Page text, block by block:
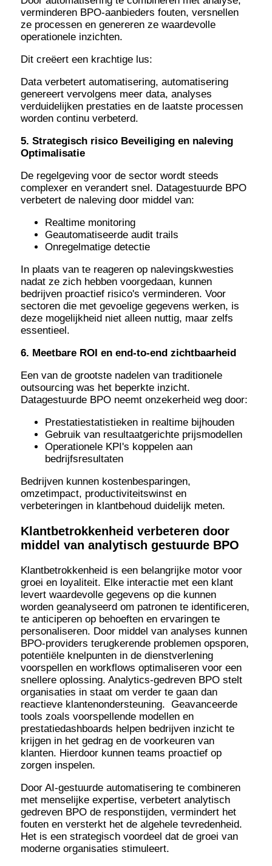
verminderen BPO-aanbieders fouten, versnellen
ze processen en genereren ze waardevolle
operationele inzichten.
Dit creëert een krachtige lus:
Data verbetert automatisering, automatisering
genereert vervolgens meer data, analyses
verduidelijken prestaties en de laatste processen
worden continu verbeterd.
5. Strategisch risico Beveiliging en naleving
Optimalisatie
De regelgeving voor de sector wordt steeds
complexer en verandert snel. Datagestuurde BPO
verbetert de naleving door middel van:
Realtime monitoring
Geautomatiseerde audit trails
Onregelmatige detectie
In plaats van te reageren op nalevingskwesties
nadat ze zich hebben voorgedaan, kunnen
bedrijven proactief risico's verminderen. Voor
sectoren die met gevoelige gegevens werken, is
deze mogelijkheid niet alleen nuttig, maar zelfs
essentieel.
6. Meetbare ROI en end-to-end zichtbaarheid
Een van de grootste nadelen van traditionele
outsourcing was het beperkte inzicht.
Datagestuurde BPO neemt onzekerheid weg door:
Prestatiestatistieken in realtime bijhouden
Gebruik van resultaatgerichte prijsmodellen
Operationele KPI's koppelen aan
bedrijfsresultaten
Bedrijven kunnen kostenbesparingen,
omzetimpact, productiviteitswinst en
verbeteringen in klantbehoud duidelijk meten.
Klantbetrokkenheid verbeteren door
middel van analytisch gestuurde BPO
Klantbetrokkenheid is een belangrijke motor voor
groei en loyaliteit. Elke interactie met een klant
levert waardevolle gegevens op die kunnen
worden geanalyseerd om patronen te identificeren,
te anticiperen op behoeften en ervaringen te
personaliseren. Door middel van analyses kunnen
BPO-providers terugkerende problemen opsporen,
potentiële knelpunten in de dienstverlening
voorspellen en workflows optimaliseren voor een
snellere oplossing. Analytics-gedreven BPO stelt
organisaties in staat om verder te gaan dan
reactieve klantenondersteuning. Geavanceerde
tools zoals voorspellende modellen en
prestatiedashboards helpen bedrijven inzicht te
krijgen in het gedrag en de voorkeuren van
klanten. Hierdoor kunnen teams proactief op
zorgen inspelen.
Door AI-gestuurde automatisering te combineren
met menselijke expertise, verbetert analytisch
gedreven BPO de responstijden, vermindert het
fouten en versterkt het de algehele tevredenheid.
Het is een strategisch voordeel dat de groei van
moderne organisaties stimuleert.